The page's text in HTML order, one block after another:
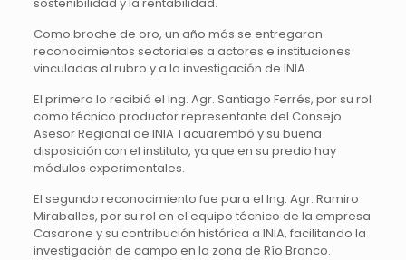
Como broche de oro, un año más se entregaron
reconocimientos sectoriales a actores e instituciones
vinculadas al rubro y a la investigación de INIA.
El primero lo recibió el Ing. Agr. Santiago Ferrés, por su rol
como técnico productor representante del Consejo
Asesor Regional de INIA Tacuarembó y su buena
disposición con el instituto, ya que en su predio hay
módulos experimentales.
El segundo reconocimiento fue para el Ing. Agr. Ramiro
Miraballes, por su rol en el equipo técnico de la empresa
Casarone y su contribución histórica a INIA, facilitando la
investigación de campo en la zona de Río Branco.